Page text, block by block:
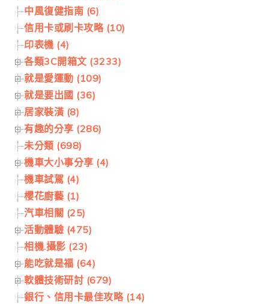
中風復健指南 (6)
信用卡或刷卡攻略 (10)
印表機 (4)
各類3C開箱文 (3233)
就是愛運動 (109)
就是要出國 (36)
居家裝潢 (8)
有趣的分享 (286)
未分類 (698)
機車大小事分享 (4)
機車試駕 (4)
櫻花廚藝 (1)
汽車相關 (25)
活動體驗 (475)
相機.攝影 (23)
能吃就是福 (64)
軟體技術研討 (679)
銀行、信用卡最佳攻略 (14)